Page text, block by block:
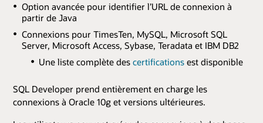
Option avancée pour identifier l’URL de connexion à
partir de Java
Connexions pour TimesTen, MySQL, Microsoft SQL
Server, Microsoft Access, Sybase, Teradata et IBM DB2
Une liste complète descertificationsest disponible
SQL Developer prend entièrement en charge les
connexions à Oracle 10g et versions ultérieures.